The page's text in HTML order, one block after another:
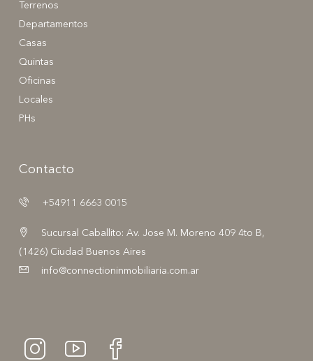
Terrenos
Departamentos
Casas
Quintas
Oficinas
Locales
PHs
Contacto
+54911 6663 0015
Sucursal Caballito: Av. Jose M. Moreno 409 4to B,
(1426) Ciudad Buenos Aires
info@connectioninmobiliaria.com.ar